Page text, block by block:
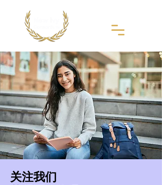
​关注我们